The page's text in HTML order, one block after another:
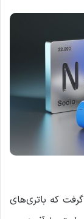
که باتری‌های